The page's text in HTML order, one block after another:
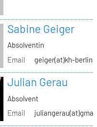
Sabine Geiger
Absolventin
Email
geiger(at)kh-
Julian Gerau
Absolvent
Email